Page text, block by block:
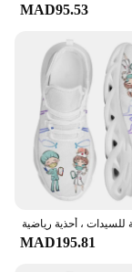
MAD95.53
MAD195.81